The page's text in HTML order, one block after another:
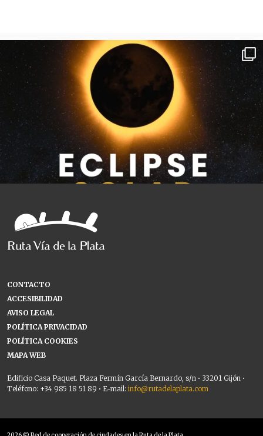
CONTACTO
ACCESIBILIDAD
AVISO LEGAL
POLÍTICA PRIVACIDAD
POLÍTICA COOKIES
MAPA WEB
Edificio Casa Paquet. Plaza Fermín García Bernardo, s/n • 33201 Gijón •
Teléfono: +34 985 18 51 89 • E-mail: info@rutadelaplata.com